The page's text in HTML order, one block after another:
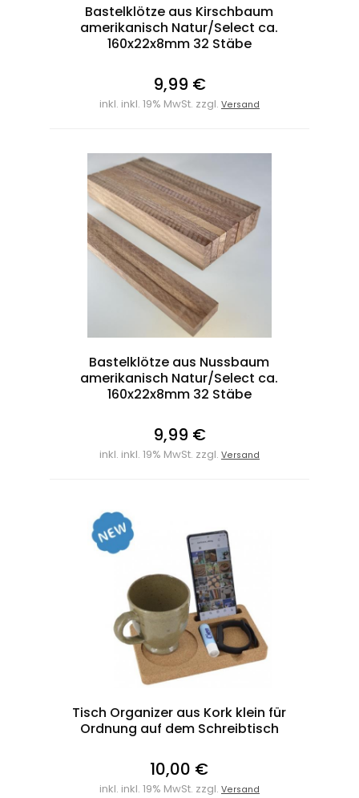
Bastelklötze aus Kirschbaum
amerikanisch Natur/Select ca.
160x22x8mm 32 Stäbe
9,99 €
inkl. inkl. 19% MwSt. zzgl. Versand
Bastelklötze aus Nussbaum
amerikanisch Natur/Select ca.
160x22x8mm 32 Stäbe
9,99 €
inkl. inkl. 19% MwSt. zzgl. Versand
Tisch Organizer aus Kork klein für
Ordnung auf dem Schreibtisch
10,00 €
inkl. inkl. 19% MwSt. zzgl. Versand